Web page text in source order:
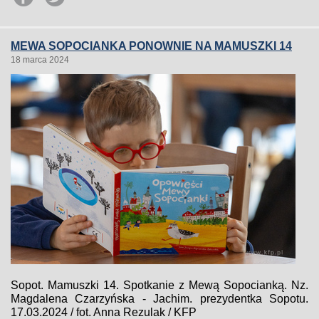
MEWA SOPOCIANKA PONOWNIE NA MAMUSZKI 14
18 marca 2024
Sopot. Mamuszki 14. Spotkanie z Mewą Sopocianką. Nz.
Magdalena Czarzyńska - Jachim. prezydentka Sopotu.
17.03.2024 / fot. Anna Rezulak / KFP